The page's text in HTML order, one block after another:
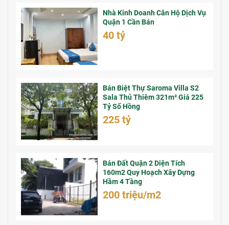
Nhà Kinh Doanh Căn Hộ Dịch Vụ
Quận 1 Cần Bán
40 tỷ
Bán Biệt Thự Saroma Villa S2
Sala Thủ Thiêm 321m² Giá 225
Tỷ Sổ Hồng
225 tỷ
Bán Đất Quận 2 Diện Tích
160m2 Quy Hoạch Xây Dựng
Hầm 4 Tầng
200 triệu/m2